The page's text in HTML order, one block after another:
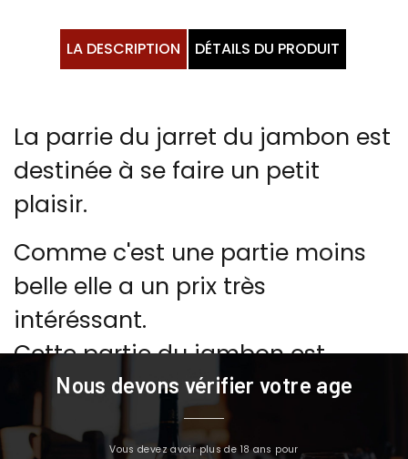
LA DESCRIPTION DÉTAILS DU PRODUIT
La parrie du jarret du jambon est
destinée à se faire un petit
plaisir.
Comme c'est une partie moins
belle elle a un prix très
intéréssant.
Cette partie du jambon est
souvent destinée à la cuisine
pour améliorer les plats et pour
Nous devons vérifier votre age
Vous devez avoir plus de 18 ans pour